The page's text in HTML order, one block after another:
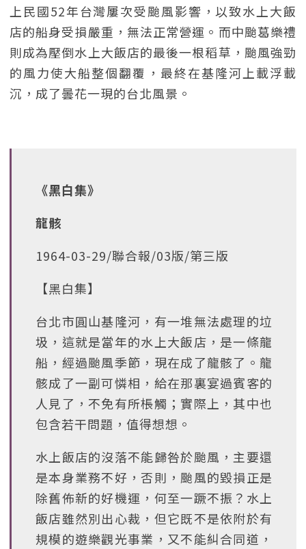
上民國52年台灣屢次受颱風影響，以致水上大飯
店的船身受損嚴重，無法正常營運。而中颱葛樂禮
則成為壓倒水上大飯店的最後一根稻草，颱風強勁
的風力使大船整個翻覆，最終在基隆河上載浮載
沉，成了曇花一現的台北風景。
《黑白集》
龍骸
1964-03-29/聯合報/03版/第三版
【黑白集】
台北市圓山基隆河，有一堆無法處理的垃
圾，這就是當年的水上大飯店，是一條龍
船，經過颱風季節，現在成了龍骸了。龍
骸成了一副可憐相，給在那裏宴過賓客的
人見了，不免有所棖觸；實際上，其中也
包含若干問題，值得想想。
水上飯店的沒落不能歸咎於颱風，主要還
是本身業務不好，否則，颱風的毀損正是
除舊佈新的好機運，何至一蹶不振？水上
飯店雖然別出心裁，但它既不是依附於有
規模的遊樂觀光事業，又不能糾合同道，